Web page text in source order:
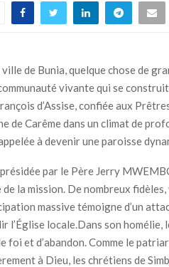
de Bunia, quelque chose de
vivante qui se
d’Assise, confiée aux
de Carême dans un climat de
à devenir une paroisse
par le Père Jerry
la mission. De nombreux
massive témoigne d’un
l’Église locale.Dans son
foi et d’abandon. Comme le
à Dieu, les chrétiens de